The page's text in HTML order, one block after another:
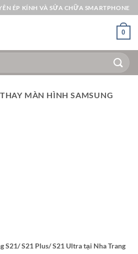
ÉP KÍNH VÀ SỬA CHỮA SMARTPHONE
0
THAY MÀN HÌNH SAMSUNG
S21/ S21 Plus/ S21 Ultra tại Nha Trang